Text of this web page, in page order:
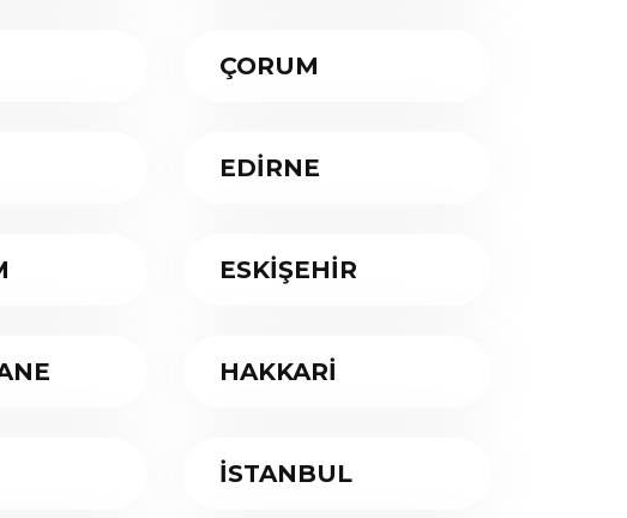
ÇORUM
EDİRNE
ESKİŞEHİR
HAKKARİ
İSTANBUL